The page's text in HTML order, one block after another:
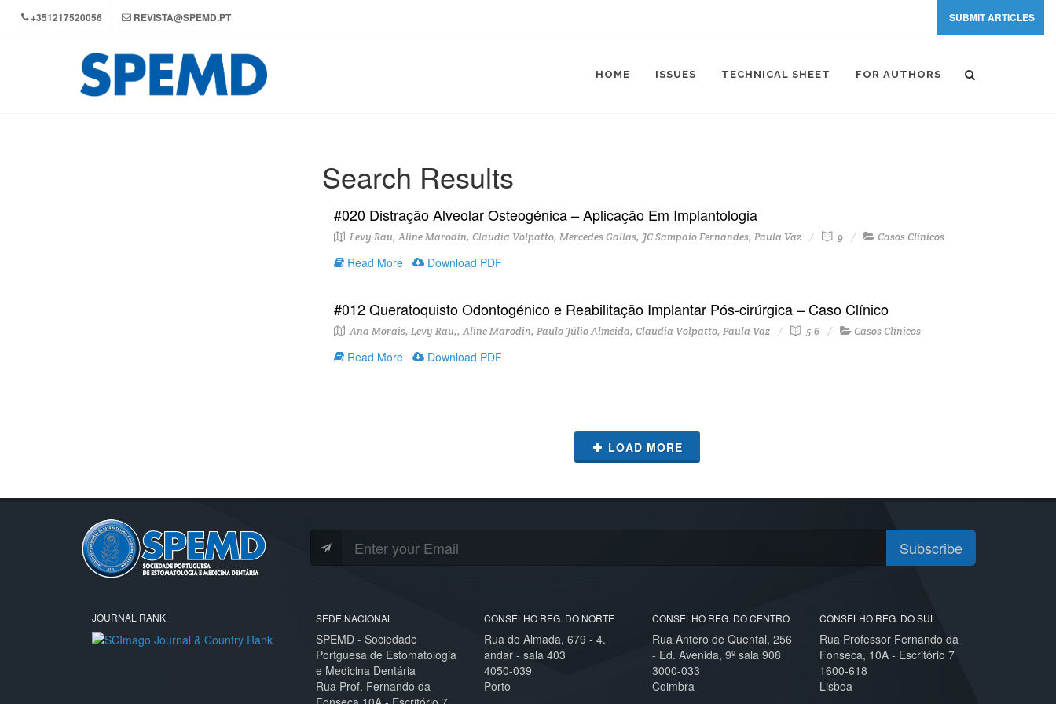
+351217520056 REVISTA@SPEMD.PT SUBMIT ARTICLES
HOME ISSUES TECHNICAL SHEET FOR AUTHORS
Search Results
#020 Distração Alveolar Osteogénica – Aplicação Em Implantologia
Levy Rau, Aline Marodin, Claudia Volpatto, Mercedes Gallas, JC Sampaio Fernandes, Paula Vaz 9 Casos Clínicos
Read More Download PDF
#012 Queratoquisto Odontogénico e Reabilitação Implantar Pós-cirúrgica – Caso Clínico
Ana Morais, Levy Rau,, Aline Marodin, Paulo Júlio Almeida, Claudia Volpatto, Paula Vaz 5-6 Casos Clínicos
Read More Download PDF
LOAD MORE
Subscribe
JOURNAL RANK SEDE NACIONAL
SPEMD - Sociedade
Portguesa de Estomatologia
e Medicina Dentária
Rua Prof. Fernando da
CONSELHO REG. DO NORTE
Rua do Almada, 679 - 4.
andar - sala 403
4050-039
Porto
CONSELHO REG. DO CENTRO
Rua Antero de Quental, 256
- Ed. Avenida, 9º sala 908
3000-033
Coimbra
CONSELHO REG. DO SUL
Rua Professor Fernando da
Fonseca, 10A - Escritório 7
1600-618
Lisboa